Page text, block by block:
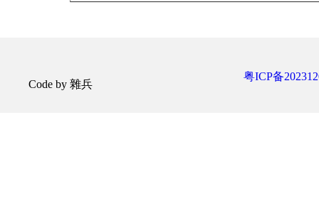
Code by 雜兵
粤ICP备